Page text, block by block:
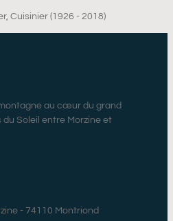
Cuisinier (1926 - 2018)
au cœur du grand
Soleil entre Morzine et
- 74110 Montriond